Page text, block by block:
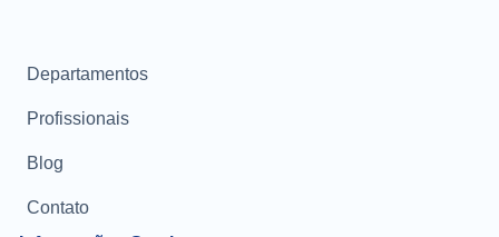
Departamentos
Profissionais
Blog
Contato